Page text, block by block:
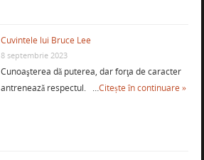
Cuvintele lui Bruce Lee
8 septembrie 2023
Cunoaşterea dă puterea, dar forţa de caracter
antrenează respectul. …Citește în continuare »